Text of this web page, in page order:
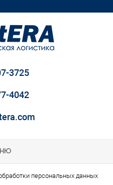
3725
4042
персональных данных